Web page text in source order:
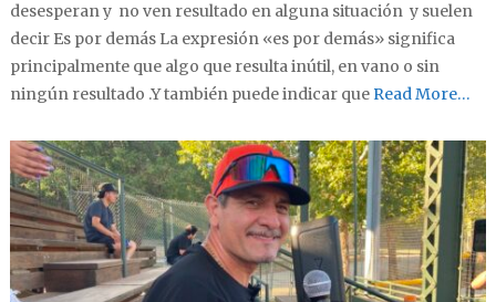
desesperan y no ven resultado en alguna situación y suelen
decir Es por demás La expresión «es por demás» significa
principalmente que algo que resulta inútil, en vano o sin
ningún resultado .Y también puede indicar queRead More…